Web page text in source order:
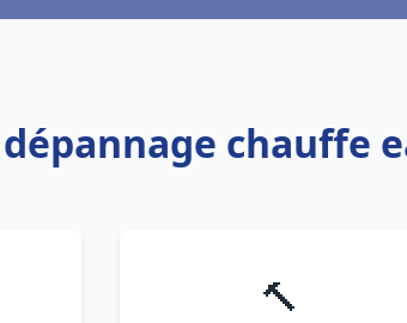
chauffe
🔨